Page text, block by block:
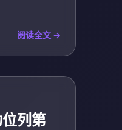
阅读全文 →
列第